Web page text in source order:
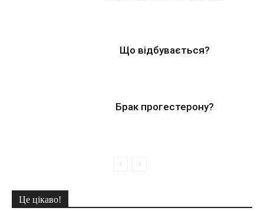
Що відбувається?
Брак прогестерону?
Це цікаво!